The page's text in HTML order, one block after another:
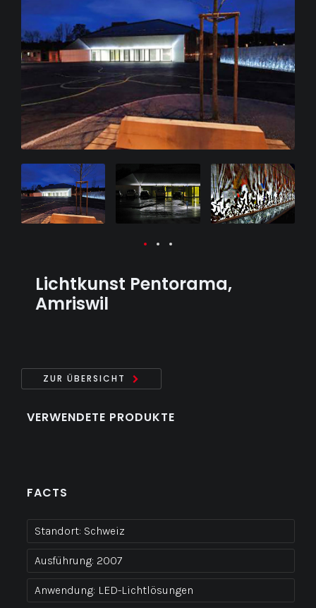
Lichtkunst Pentorama,
Amriswil
ZUR ÜBERSICHT
VERWENDETE PRODUKTE
FACTS
Standort: Schweiz
Ausführung: 2007
Anwendung: LED-Lichtlösungen